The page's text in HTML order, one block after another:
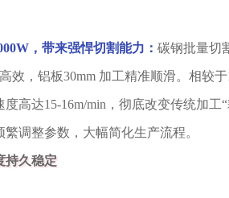
，带来强悍切割能力： 碳钢批量切
效，铝板30mm 加工精准顺滑。相较
度高达15-16m/min，彻底改变传统加
调整参数，大幅简化生产流程。
持久稳定